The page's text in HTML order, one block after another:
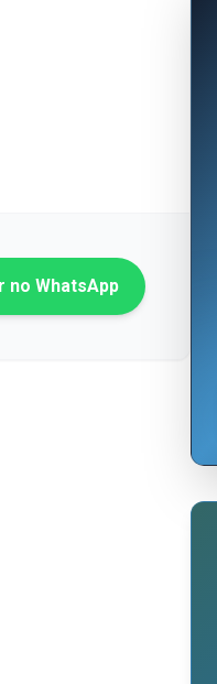
no WhatsApp